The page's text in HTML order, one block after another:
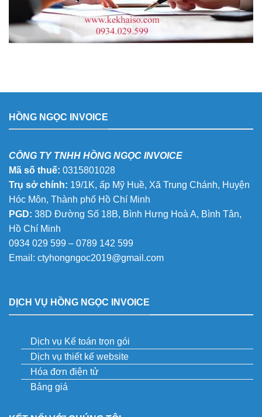
HỒNG NGỌC INVOICE
CÔNG TY TNHH HỒNG NGỌC INVOICE
Mã số thuế: 0315801028
Trụ sở chính: 19/1K, ấp Mỹ Huề, Xã Trung Chánh, Huyện
Hóc Môn, Thành phố Hồ Chí Minh
PGD: 38D Đường Số 18B, Bình Hưng Hoà A, Bình Tân,
Hồ Chí Minh
0934 029 599 – 0789 142 599
Email: ctyhongngoc2019@gmail.com
DỊCH VỤ HỒNG NGỌC INVOICE
Dịch vụ Kế toán trọn gói
Dịch vụ thiết kế website
Hóa đơn điện tử
Bảng giá